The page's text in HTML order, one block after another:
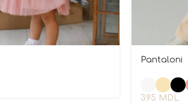
Pantaloni
395 MDL